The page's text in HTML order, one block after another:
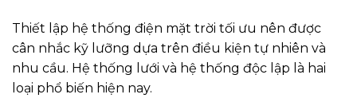
Thiết lập hệ thống điện mặt trời tối ưu nên được
cân nhắc kỹ lưỡng dựa trên điều kiện tự nhiên và
nhu cầu. Hệ thống lưới và hệ thống độc lập là hai
loại phổ biến hiện nay.